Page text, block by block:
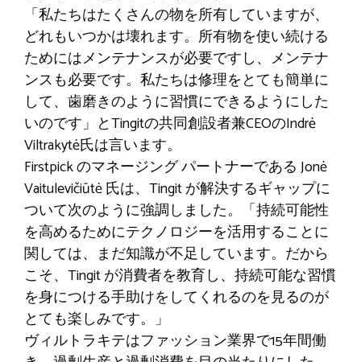
「私たちはたくさんの物を所有していますが、
どれもいつかは壊れます。所有物を使い続ける
ためにはメンテナンスが必要ですし、メンテナ
ンスも必要です。私たちは修理をとても簡単に
して、歯磨きのように習慣にできるようにした
いのです」とTingitの共同創設者兼CEOのIndrė
Viltrakytė氏は言います。
Firstpick のマネージング パートナーである Jonė
Vaitulevičiūtė 氏は、Tingit が解決するギャップに
ついて次のように強調しました。「持続可能性
を高めるためにテクノロジーを活用することに
関しては、まだ知識が不足しています。だから
こそ、Tingit が消費者を教育し、持続可能な習慣
を身につける手助けをしてくれるのを見るのが
とても楽しみです。」
ヴィルトラキテはファッション業界で15年間働